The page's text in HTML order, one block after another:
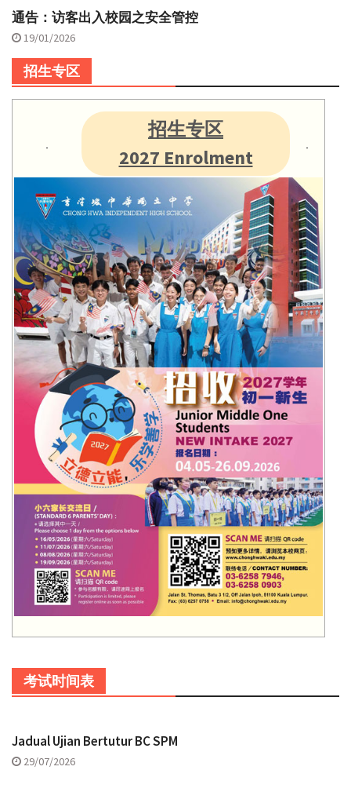
通告：访客出入校园之安全管控
19/01/2026
招生专区
招生专区
2027 Enrolment
考试时间表
Jadual Ujian Bertutur BC SPM
29/07/2026